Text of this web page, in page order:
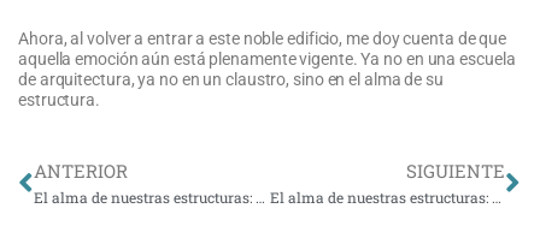
Ahora, al volver a entrar a este noble edificio, me doy cuenta de que
aquella emoción aún está plenamente vigente. Ya no en una escuela
de arquitectura, ya no en un claustro, sino en el alma de su
estructura.
Ant
ANTERIOR
El alma de nuestras estructuras: El Patrimonio de Campus Oriente
SIGUIENTE
El alma de nuestras estructuras: El abrazo de la casona